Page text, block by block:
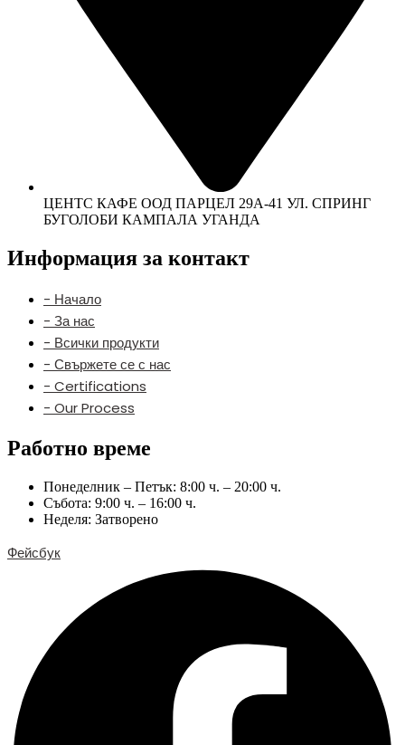
ЦЕНТС КАФЕ ООД ПАРЦЕЛ 29А-41 УЛ. СПРИНГ
БУГОЛОБИ КАМПАЛА УГАНДА
Информация за контакт
- Начало
- За нас
- Всички продукти
- Свържете се с нас
- Certifications
- Our Process
Работно време
Понеделник – Петък: 8:00 ч. – 20:00 ч.
Събота: 9:00 ч. – 16:00 ч.
Неделя: Затворено
Фейсбук